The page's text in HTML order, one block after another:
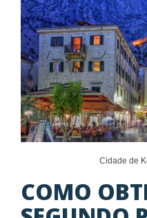
Cidade de
COMO